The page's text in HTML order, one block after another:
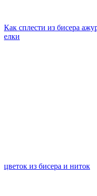
Как сплести из бисера
елки
цветок из бисера и ниток